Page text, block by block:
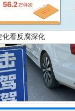
事案件
委会挂..
解散